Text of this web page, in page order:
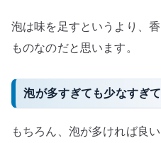
泡は味を足すというより、
ものなのだと思います。
泡が多すぎても少なすぎ
もちろん、泡が多ければ良